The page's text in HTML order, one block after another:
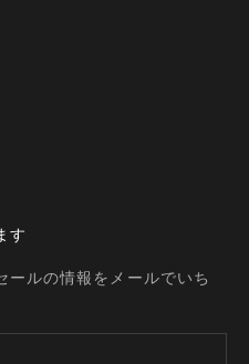
す
ールの情報をメールでいち